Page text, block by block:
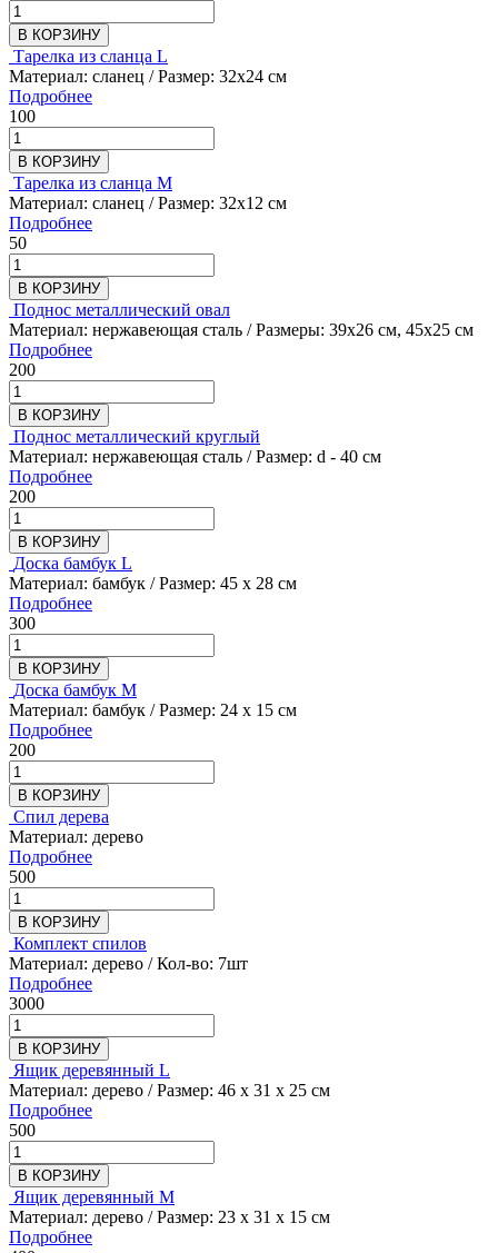
В КОРЗИНУ
Тарелка из сланца L
Материал: сланец / Размер: 32х24 см
Подробнее
100
В КОРЗИНУ
Тарелка из сланца M
Материал: сланец / Размер: 32х12 см
Подробнее
50
В КОРЗИНУ
Поднос металлический овал
Материал: нержавеющая сталь / Размеры: 39х26 см, 45х25 см
Подробнее
200
В КОРЗИНУ
Поднос металлический круглый
Материал: нержавеющая сталь / Размер: d - 40 см
Подробнее
200
В КОРЗИНУ
Доска бамбук L
Материал: бамбук / Размер: 45 х 28 см
Подробнее
300
В КОРЗИНУ
Доска бамбук M
Материал: бамбук / Размер: 24 х 15 см
Подробнее
200
В КОРЗИНУ
Спил дерева
Материал: дерево
Подробнее
500
В КОРЗИНУ
Комплект спилов
Материал: дерево / Кол-во: 7шт
Подробнее
3000
В КОРЗИНУ
Ящик деревянный L
Материал: дерево / Размер: 46 х 31 х 25 см
Подробнее
500
В КОРЗИНУ
Ящик деревянный M
Материал: дерево / Размер: 23 х 31 х 15 см
Подробнее